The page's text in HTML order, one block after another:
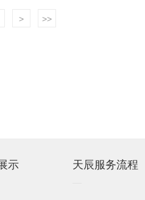
> >>
示 天辰服务流程